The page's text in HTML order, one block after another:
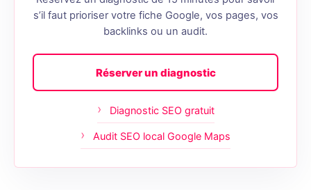
s’il faut prioriser votre fiche Google, vos pages, vos
backlinks ou un audit.
Réserver un diagnostic
Diagnostic SEO gratuit
Audit SEO local Google Maps